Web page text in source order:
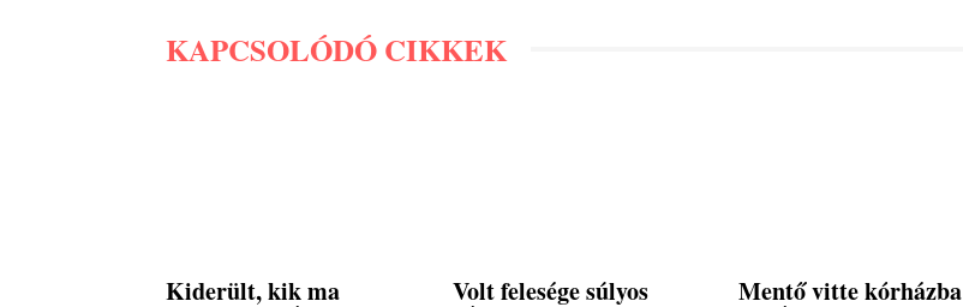
KAPCSOLÓDÓ CIKKEK
Kiderült, kik ma Volt felesége súlyos Mentő vitte kórházba